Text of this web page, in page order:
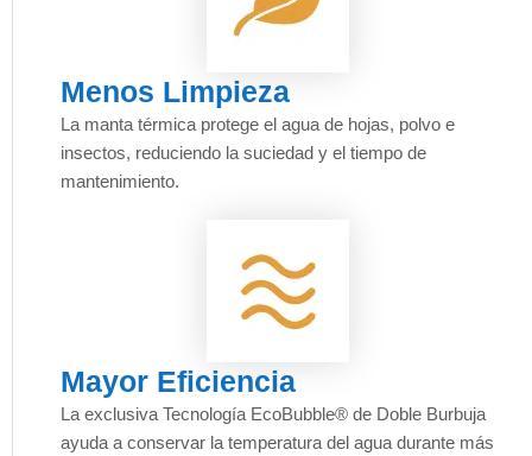
Menos Limpieza
La manta térmica protege el agua de hojas, polvo e
insectos, reduciendo la suciedad y el tiempo de
mantenimiento.
Mayor Eficiencia
La exclusiva Tecnología EcoBubble® de Doble Burbuja
ayuda a conservar la temperatura del agua durante más